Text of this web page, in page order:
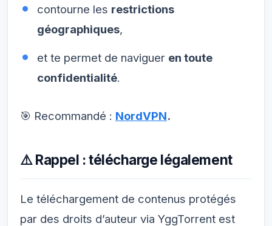
contourne les restrictions
géographiques,
et te permet de naviguer en toute
confidentialité.
🎯 Recommandé : NordVPN.
⚠️ Rappel : télécharge légalement
Le téléchargement de contenus protégés
par des droits d’auteur via YggTorrent est